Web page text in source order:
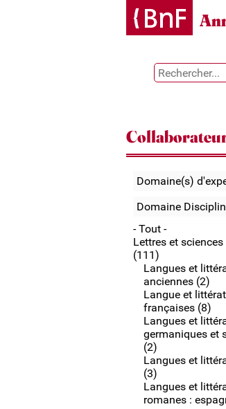
Domaine(s)
Domaine
- Tout -
Lettres et
(111)
Langues et
anciennes (2)
Langue et
françaises (8)
Langues et
germaniques et
(2)
Langues et
(3)
Langues et
romanes :